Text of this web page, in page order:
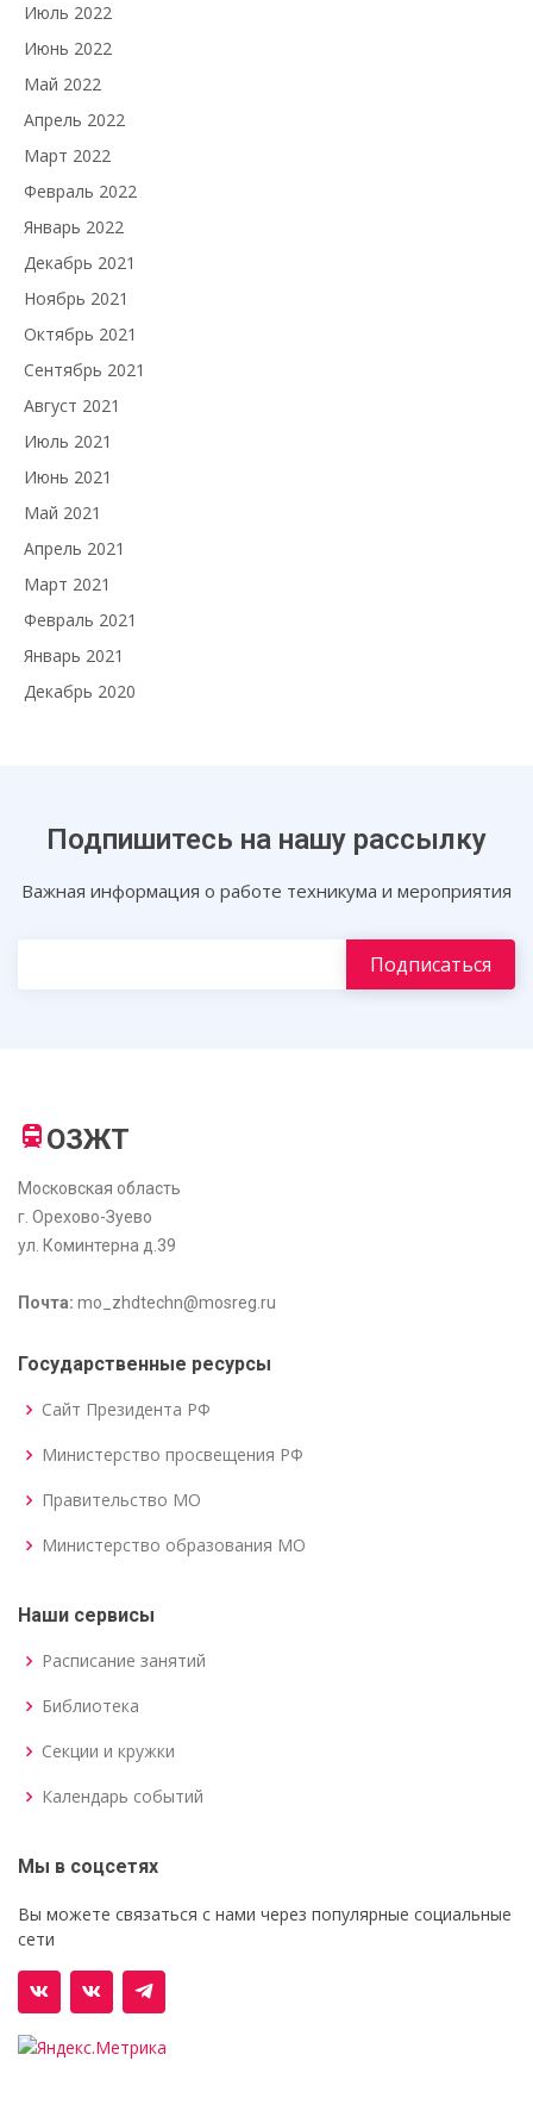
Июль 2022
Июнь 2022
Май 2022
Апрель 2022
Март 2022
Февраль 2022
Январь 2022
Декабрь 2021
Ноябрь 2021
Октябрь 2021
Сентябрь 2021
Август 2021
Июль 2021
Июнь 2021
Май 2021
Апрель 2021
Март 2021
Февраль 2021
Январь 2021
Декабрь 2020
Подпишитесь на нашу рассылку
Важная информация о работе техникума и мероприятия
ОЗЖТ
Московская область
г. Орехово-Зуево
ул. Коминтерна д.39
Почта: mo_zhdtechn@mosreg.ru
Государственные ресурсы
Сайт Президента РФ
Министерство просвещения РФ
Правительство МО
Министерство образования МО
Наши сервисы
Расписание занятий
Библиотека
Секции и кружки
Календарь событий
Мы в соцсетях
Вы можете связаться с нами через популярные социальные
сети